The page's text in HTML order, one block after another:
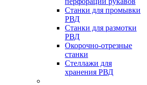
Станки для промывки
РВД
Станки для размотки
РВД
Окорочно-отрезные
станки
Стеллажи для
хранения РВД